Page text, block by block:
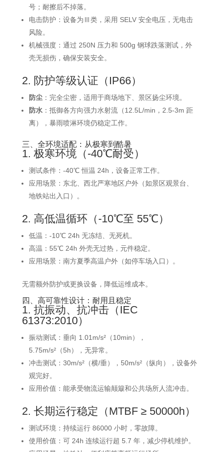
号；耐擦后不掉落。
电击防护：设备为Ⅲ类，采用 SELV 安全电压，无电击
风险。
机械强度：通过 250N 压力和 500g 钢球跌落测试，外
壳无损伤，确保安装安全。
2. 防护等级认证（IP66）
防尘：完全尘密，适用于商场地下、景区扬尘环境。
防水：抵御各方向强力水射流（12.5L/min，2.5-3m 距
离），暴雨喷淋环境仍稳定工作。
三、全环境适配：从极寒到酷暑
1. 极寒环境（-40℃耐受）
测试条件：-40℃ 恒温 24h，设备正常工作。
应用场景：东北、西北严寒地区户外（如景区观景台、
地铁站出入口）。
2. 高低温循环（-10℃至 55℃）
低温：-10℃ 24h 无冻结、无死机。
高温：55℃ 24h 外壳无过热，元件稳定。
应用场景：南方夏季高温户外（如停车场入口）。
无需额外防护或更换设备，降低运维成本。
四、高可靠性设计：耐用且稳定
1. 抗振动、抗冲击（IEC
61373:2010）
振动测试：垂向 1.01m/s²（10min），
5.75m/s²（5h），无异常。
冲击测试：30m/s²（横/垂），50m/s²（纵向），设备外
观完好。
应用价值：能承受物流运输颠簸和公共场所人流冲击。
2. 长期运行稳定（MTBF ≥ 50000h）
测试环境：持续运行 86000 小时，零故障。
使用价值：可 24h 连续运行超 5.7 年，减少停机维护。